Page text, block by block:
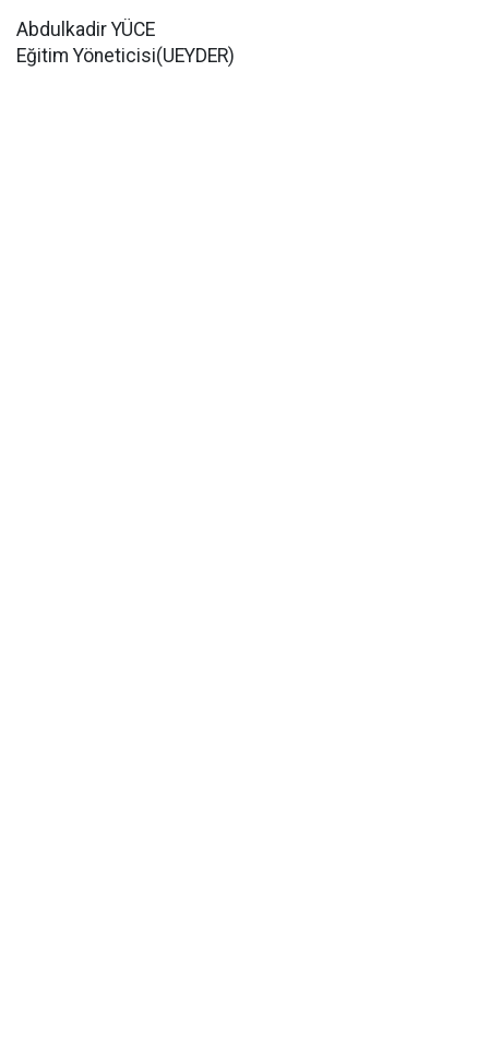
Abdulkadir YÜCE
Eğitim Yöneticisi(UEYDER)